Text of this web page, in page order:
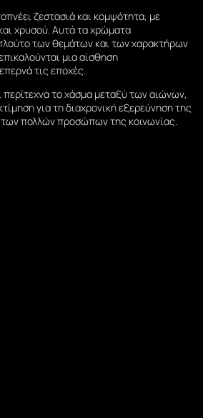
ζεστασιά και κομψότητα, με
χρυσού. Αυτά τα χρώματα
των θεμάτων και των χαρακτήρων
μια αίσθηση
τις εποχές.
το χάσμα μεταξύ των αιώνων,
για τη διαχρονική εξερεύνηση της
πολλών προσώπων της κοινωνίας.